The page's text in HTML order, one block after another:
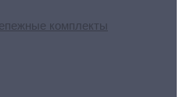
комплекты